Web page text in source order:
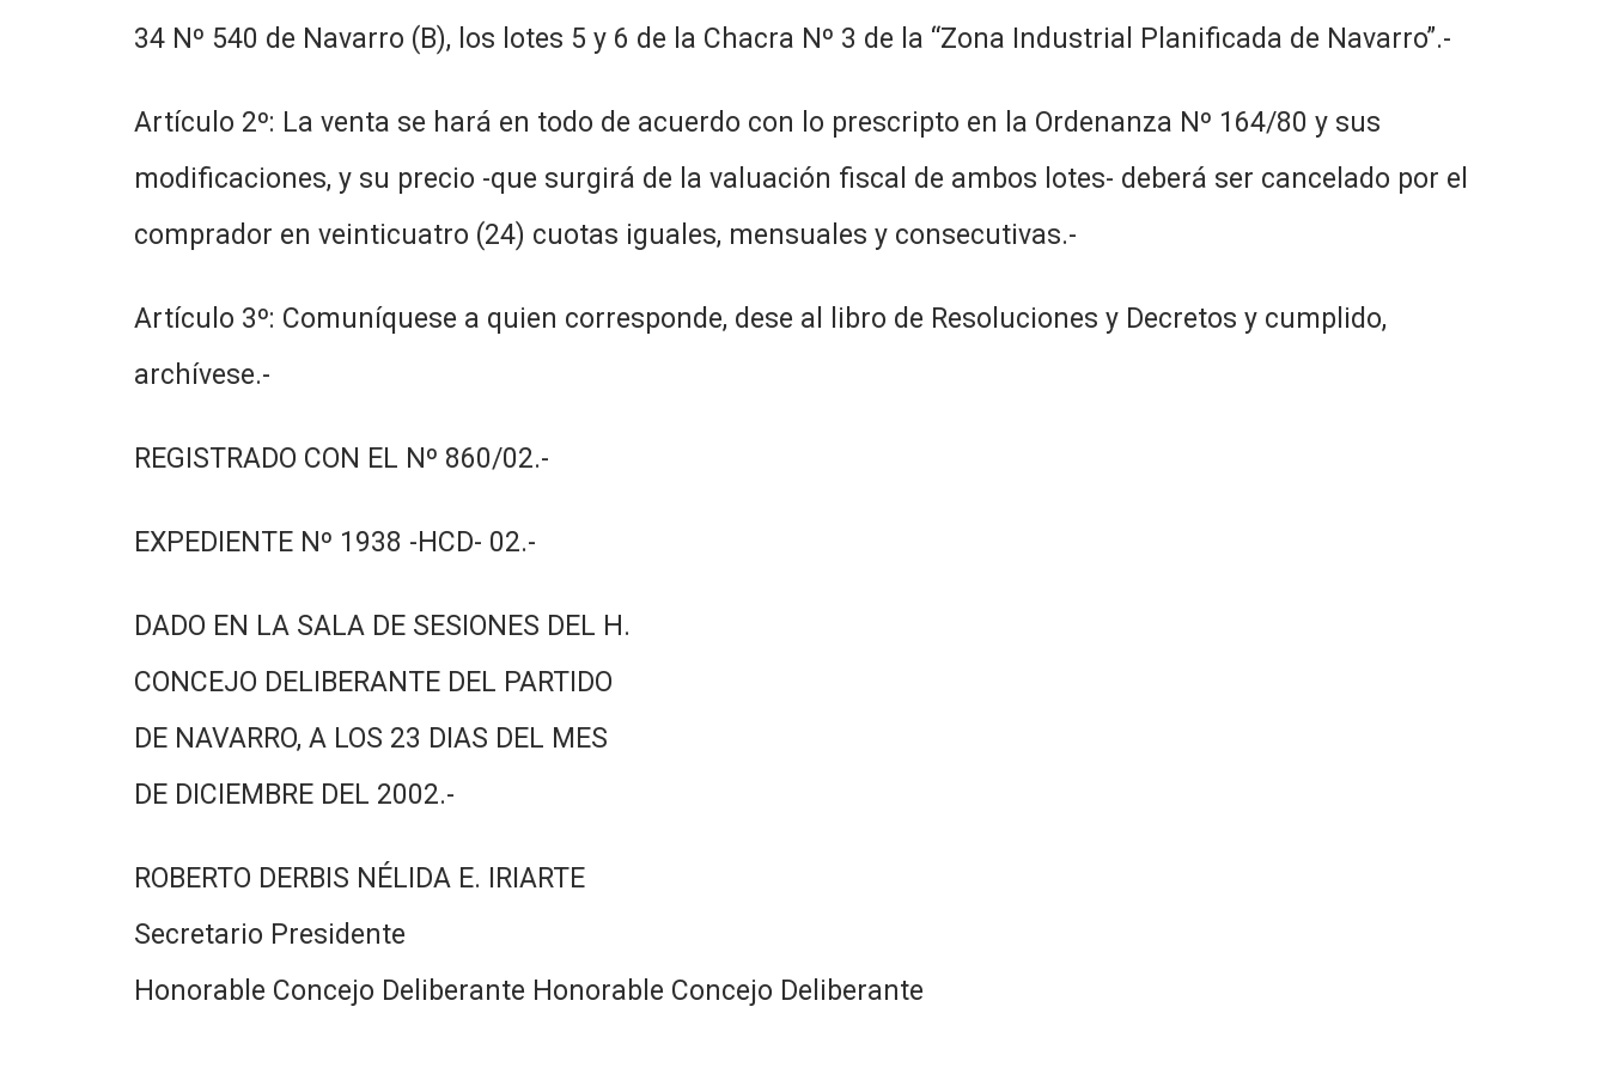
34 Nº 540 de Navarro (B), los lotes 5 y 6 de la Chacra Nº 3 de la “Zona Industrial Planificada de Navarro”.-
Artículo 2º: La venta se hará en todo de acuerdo con lo prescripto en la Ordenanza Nº 164/80 y sus
modificaciones, y su precio -que surgirá de la valuación fiscal de ambos lotes- deberá ser cancelado por el
comprador en veinticuatro (24) cuotas iguales, mensuales y consecutivas.-
Artículo 3º: Comuníquese a quien corresponde, dese al libro de Resoluciones y Decretos y cumplido,
archívese.-
REGISTRADO CON EL Nº 860/02.-
EXPEDIENTE Nº 1938 -HCD- 02.-
DADO EN LA SALA DE SESIONES DEL H.
CONCEJO DELIBERANTE DEL PARTIDO
DE NAVARRO, A LOS 23 DIAS DEL MES
DE DICIEMBRE DEL 2002.-
ROBERTO DERBIS NÉLIDA E. IRIARTE
Secretario Presidente
Honorable Concejo Deliberante Honorable Concejo Deliberante